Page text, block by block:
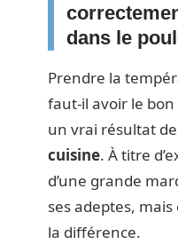
dans le
Prendre la
faut-il avoir le
un vrai résultat
cuisine. À titre
d’une grande
ses adeptes,
la différence.